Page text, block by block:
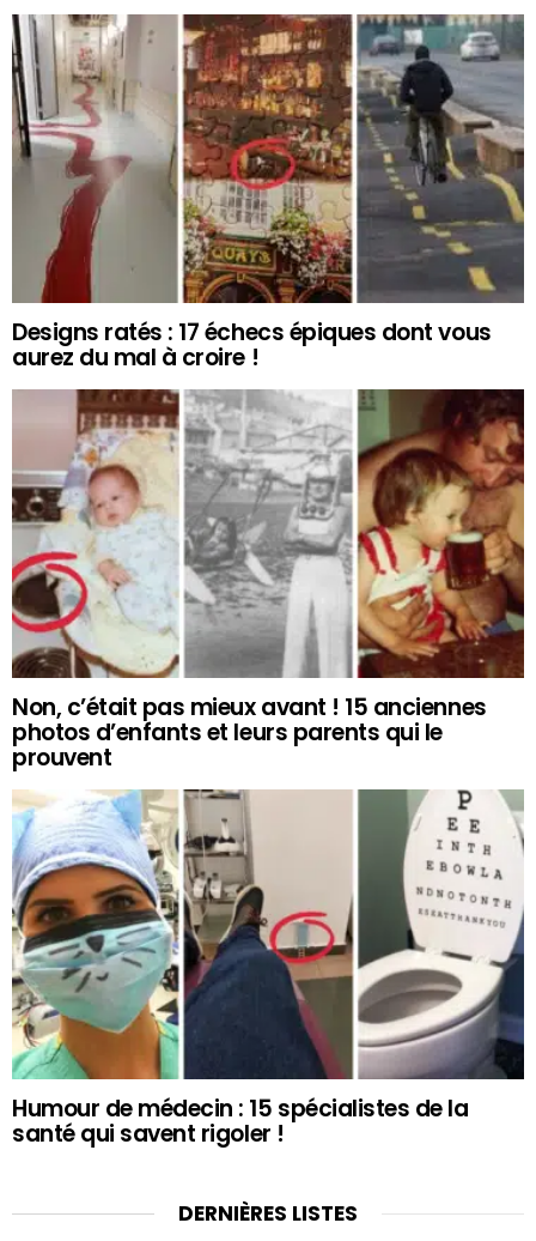
Designs ratés : 17 échecs épiques dont vous
aurez du mal à croire !
Non, c’était pas mieux avant ! 15 anciennes
photos d’enfants et leurs parents qui le
prouvent
Humour de médecin : 15 spécialistes de la
santé qui savent rigoler !
DERNIÈRES LISTES